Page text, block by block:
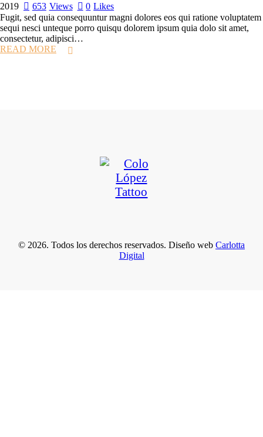
2019
653 Views 0 Likes
Fugit, sed quia consequuntur magni dolores eos qui ratione voluptatem
sequi nesci unteque porro quisqu dolorem ipsum quia dolo sit amet,
consectetur, adipisci…
READ MORE
© 2026. Todos los derechos reservados. Diseño web Carlotta
Digital